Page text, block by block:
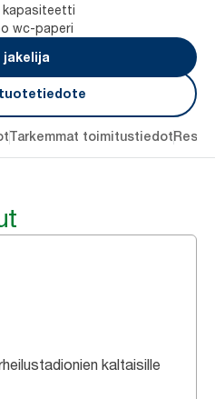
kapasiteetti
wc-paperi
jakelija
Tarkemmat toimitustiedot
kaltaisille